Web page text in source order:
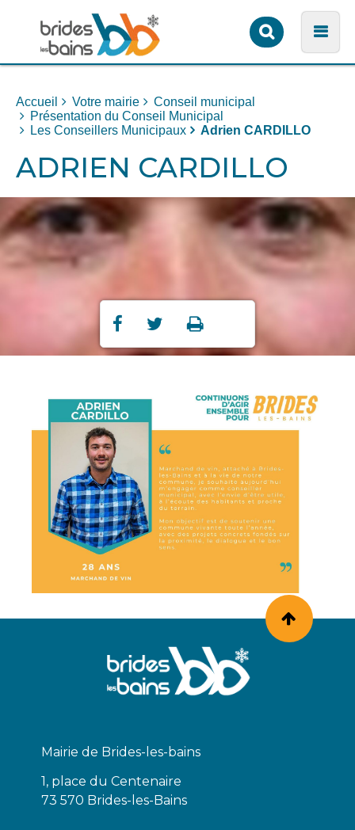
Formulaire
de
Accueil Votre mairie
Conseil municipal
Présentation du Conseil Municipal
Les Conseillers Municipaux
Adrien CARDILLO
ADRIEN CARDILLO

Partager
sur

Partager
sur
Imprimer
Mairie de Brides-les-bains
1, place du Centenaire
73 570 Brides-les-Bains